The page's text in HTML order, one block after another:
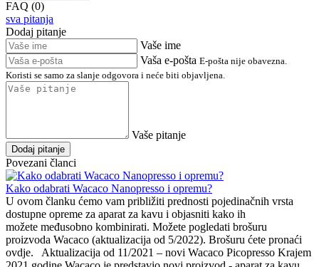
FAQ (0)
sva pitanja
Dodaj pitanje
Vaše ime
Vaša e-pošta E-pošta nije obavezna.
Koristi se samo za slanje odgovora i neće biti objavljena.
Vaše pitanje
Dodaj pitanje
Povezani članci
Kako odabrati Wacaco Nanopresso i opremu?
U ovom članku ćemo vam približiti prednosti pojedinačnih vrsta
dostupne opreme za aparat za kavu i objasniti kako ih
možete međusobno kombinirati. Možete pogledati brošuru
proizvoda Wacaco (aktualizacija od 5/2022). Brošuru ćete pronaći
ovdje. Aktualizacija od 11/2021 – novi Wacaco Picopresso Krajem